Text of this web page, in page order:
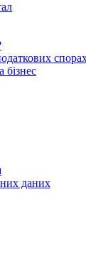
бізнес
даних